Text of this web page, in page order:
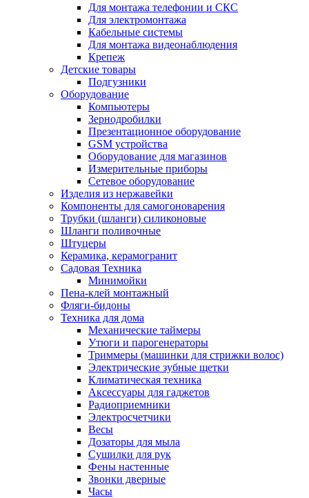
Для монтажа телефонии и СКС
Для электромонтажа
Кабельные системы
Для монтажа видеонаблюдения
Крепеж
Детские товары
Подгузники
Оборудование
Компьютеры
Зернодробилки
Презентационное оборудование
GSM устройства
Оборудование для магазинов
Измерительные приборы
Сетевое оборудование
Изделия из нержавейки
Компоненты для самогоноварения
Трубки (шланги) силиконовые
Шланги поливочные
Штуцеры
Керамика, керамогранит
Садовая Техника
Минимойки
Пена-клей монтажный
Фляги-бидоны
Техника для дома
Механические таймеры
Утюги и парогенераторы
Триммеры (машинки для стрижки волос)
Электрические зубные щетки
Климатическая техника
Аксессуары для гаджетов
Радиоприемники
Электросчетчики
Весы
Дозаторы для мыла
Сушилки для рук
Фены настенные
Звонки дверные
Часы